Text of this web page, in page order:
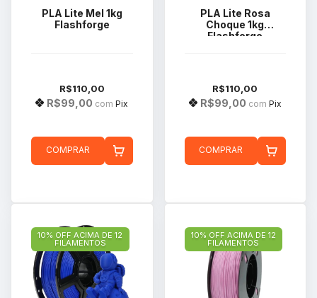
PLA Lite Mel 1kg
Flashforge
R$110,00
R$99,00 com Pix
COMPRAR
PLA Lite Rosa
Choque 1kg
Flashforge
R$110,00
R$99,00 com Pix
COMPRAR
10% OFF ACIMA DE 12
FILAMENTOS
10% OFF ACIMA DE 12
FILAMENTOS